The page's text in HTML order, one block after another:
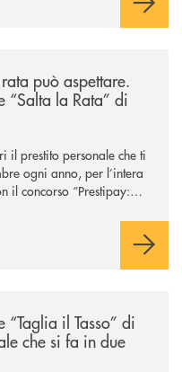
può aspettare.
la Rata” di
il prestito personale che ti
ogni anno, per l’intera
il concorso “Prestipay: la
il Tasso” di
che si fa in due